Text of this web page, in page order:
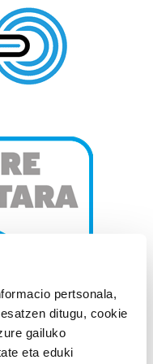
pertsonala,
ditugu, cookie
gailuko
eta eduki